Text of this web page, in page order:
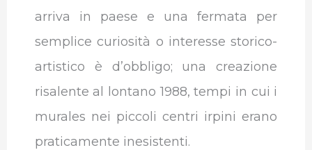
arriva in paese e una fermata per
semplice curiosità o interesse storico-
artistico è d’obbligo; una creazione
risalente al lontano 1988, tempi in cui i
murales nei piccoli centri irpini erano
praticamente inesistenti.